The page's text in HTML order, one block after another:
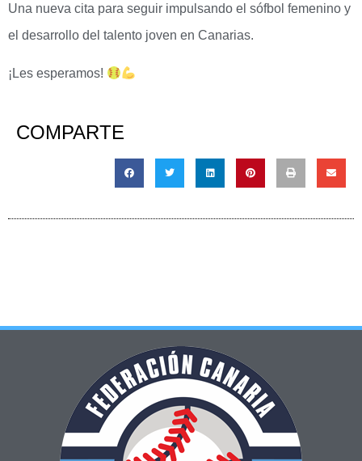
Una nueva cita para seguir impulsando el sófbol femenino y
el desarrollo del talento joven en Canarias.
¡Les esperamos!
COMPARTE